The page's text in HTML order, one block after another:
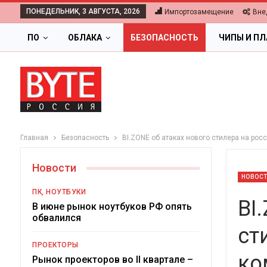
ПОНЕДЕЛЬНИК, 3 АВГУСТА, 2026 Импортозамещение
ПО ОБЛАКА БЕЗОПАСНОСТЬ ЧИПЫ И
Главная Безопасность BI.ZONE об атаках нового стилера на
Новости
ПК, НОУТБУКИ
В июне рынок ноутбуков РФ опять
обвалился
ПРОЕКТОРЫ
Рынок проекторов во II квартале –